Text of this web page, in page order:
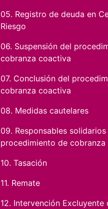
05. Registro de deuda en
Riesgo
06. Suspensión del
cobranza coactiva
07. Conclusión del
cobranza coactiva
08. Medidas cautelares
09. Responsables solidarios
procedimiento de
10. Tasación
11. Remate
12. Intervención Excluyente